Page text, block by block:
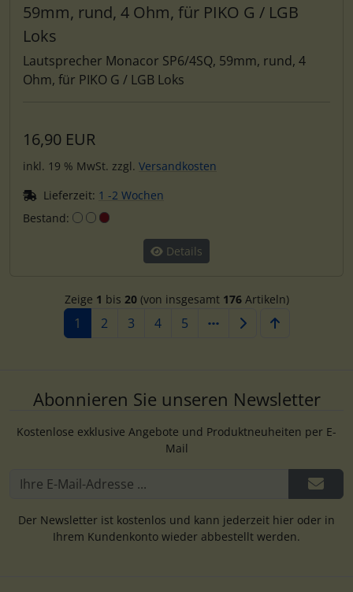
59mm, rund, 4 Ohm, für PIKO G / LGB
Loks
Lautsprecher Monacor SP6/4SQ, 59mm, rund, 4
Ohm, für PIKO G / LGB Loks
16,90 EUR
inkl. 19 % MwSt. zzgl. Versandkosten
Lieferzeit: 1 -2 Wochen
Bestand:
Details
Zeige 1 bis 20(von insgesamt 176Artikeln)
1 2 3 4 5
Abonnieren Sie unseren Newsletter
Kostenlose exklusive Angebote und Produktneuheiten per E-
Mail
Der Newsletter ist kostenlos und kann jederzeit hier oder in
Ihrem Kundenkonto wieder abbestellt werden.